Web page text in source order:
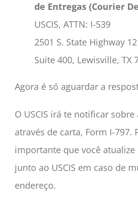
de Entregas (Courier
USCIS, ATTN: I-539
2501 S. State Highway
Suite 400, Lewisville, TX
Agora é só aguardar a
O USCIS irá te notificar
através de carta, Form I-797.
importante que você atualize
junto ao USCIS em caso de
endereço.